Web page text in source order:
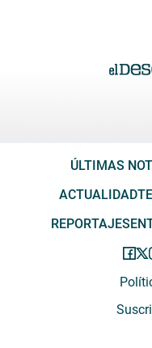
ÚLTIMAS
ACTUALIDAD
REPORTAJES